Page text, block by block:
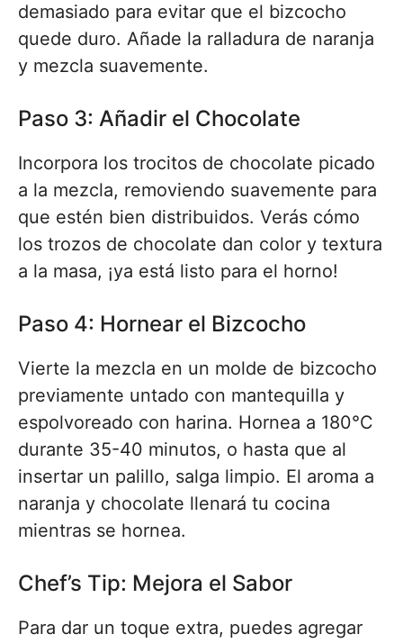
demasiado para evitar que el bizcocho
quede duro. Añade la ralladura de naranja
y mezcla suavemente.
Paso 3: Añadir el Chocolate
Incorpora los trocitos de chocolate picado
a la mezcla, removiendo suavemente para
que estén bien distribuidos. Verás cómo
los trozos de chocolate dan color y textura
a la masa, ¡ya está listo para el horno!
Paso 4: Hornear el Bizcocho
Vierte la mezcla en un molde de bizcocho
previamente untado con mantequilla y
espolvoreado con harina. Hornea a 180°C
durante 35-40 minutos, o hasta que al
insertar un palillo, salga limpio. El aroma a
naranja y chocolate llenará tu cocina
mientras se hornea.
Chef’s Tip: Mejora el Sabor
Para dar un toque extra, puedes agregar